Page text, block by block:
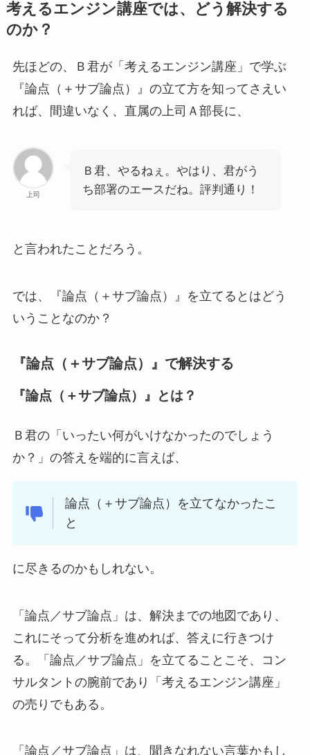
考えるエンジン講座では、どう解決する
のか？
先ほどの、Ｂ君が「考えるエンジン講座」で学ぶ
『論点（＋サブ論点）』の立て方を知ってさえい
れば、間違いなく、直属の上司Ａ部長に、
上司
Ｂ君、やるねぇ。やはり、君がう
ち部署のエースだね。評判通り！
と言われたことだろう。
では、『論点（＋サブ論点）』を立てるとはどう
いうことなのか？
『論点（＋サブ論点）』で解決する
『論点（＋サブ論点）』とは？
Ｂ君の「いったい何がいけなかったのでしょう
か？」の答えを端的に言えば、
論点（＋サブ論点）を立てなかったこ
と
に尽きるのかもしれない。
「論点／サブ論点」は、解決までの地図であり、
これにそって分析を進めれば、答えに行きつけ
る。「論点／サブ論点」を立てることこそ、コン
サルタントの腕前であり「考えるエンジン講座」
の売りでもある。
「論点／サブ論点」は、聞きなれない言葉かもし